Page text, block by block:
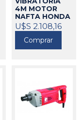
4M MOTOR
NAFTA HONDA
CINTERMAQ
218010
U$S 2.108,16
Comprar